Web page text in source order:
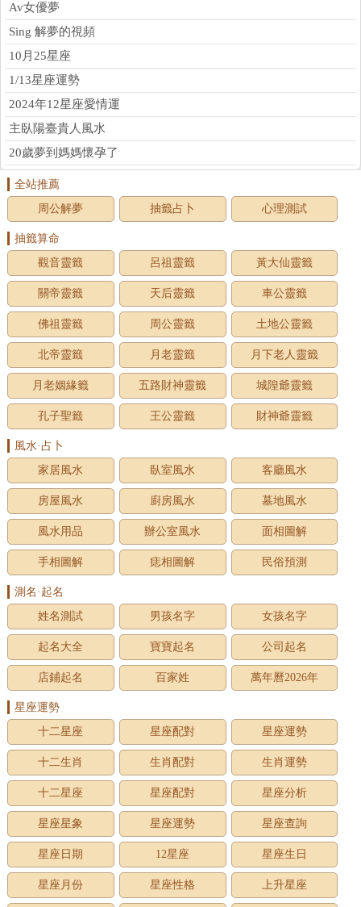
Av女優夢
Sing 解夢的視頻
10月25星座
1/13星座運勢
2024年12星座愛情運
主臥陽臺貴人風水
20歲夢到媽媽懷孕了
全站推薦
周公解夢
抽籤占卜 心理測試
抽籤算命
觀音靈籤
呂祖靈籤 黃大仙靈籤
關帝靈籤 天后靈籤 車公靈籤
佛祖靈籤 周公靈籤 土地公靈籤
北帝靈籤 月老靈籤 月下老人靈籤
月老姻緣籤 五路財神靈籤 城隍爺靈籤
孔子聖籤 王公靈籤 財神爺靈籤
風水·占卜
家居風水
臥室風水 客廳風水
房屋風水 廚房風水 墓地風水
風水用品 辦公室風水 面相圖解
手相圖解 痣相圖解 民俗預測
測名·起名
姓名測試
男孩名字 女孩名字
起名大全 寶寶起名 公司起名
店鋪起名 百家姓 萬年曆2026年
星座運勢
十二星座
星座配對 星座運勢
十二生肖 生肖配對 生肖運勢
十二星座 星座配對 星座分析
星座星象 星座運勢 星座查詢
星座日期 12星座 星座生日
星座月份 星座性格 上升星座